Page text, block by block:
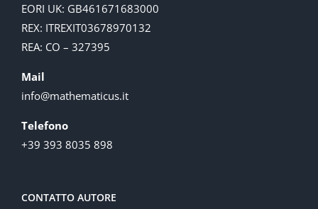
EORI UK: GB461671683000
REX: ITREXIT03678970132
REA: CO – 327395
Mail
info@mathematicus.it
Telefono
+39 393 8035 898
CONTATTO AUTORE